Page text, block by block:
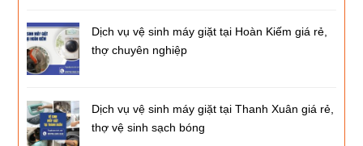
Dịch vụ vệ sinh máy giặt tại Hoàn Kiếm giá rẻ,
thợ chuyên nghiệp
Dịch vụ vệ sinh máy giặt tại Thanh Xuân giá rẻ,
thợ vệ sinh sạch bóng